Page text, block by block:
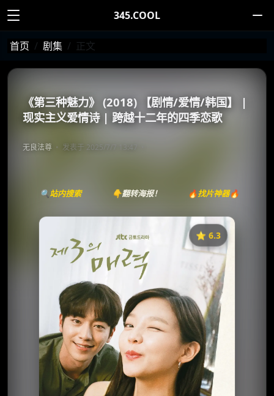
345.COOL
首页 剧集 正文
《第三种魅力》 (2018) 【剧情/爱情/韩国】 |
现实主义爱情诗 | 跨越十二年的四季恋歌
无良法尊 发表于 2025/7/7 13:47
🔍站内搜索 👇翻转海报！ 🔥找片神器🔥
⭐️ 6.3
《第三种魅力》
收藏
⭐️ 评分：6.3 | 🎬 2018年
✅ 已完结
夸克网盘